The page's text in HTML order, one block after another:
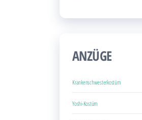
ANZÜGE
Krankenschwesterkostüm
Yoshi-Kostüm